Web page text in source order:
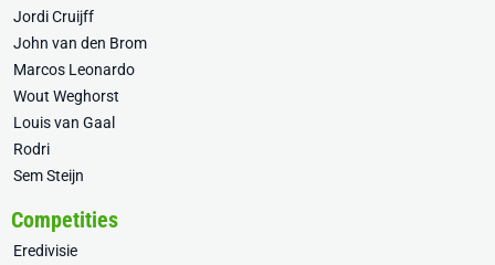
Jordi Cruijff
John van den Brom
Marcos Leonardo
Wout Weghorst
Louis van Gaal
Rodri
Sem Steijn
Competities
Eredivisie